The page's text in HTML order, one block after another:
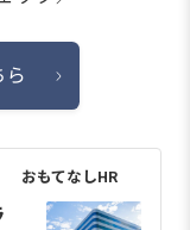
ら
おもてなしHR